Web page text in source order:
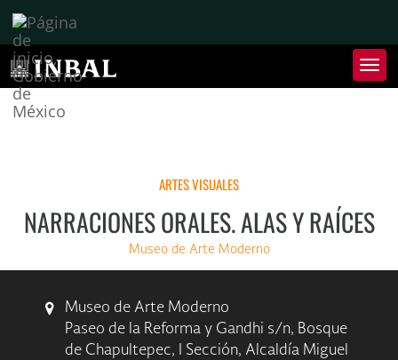
de
de
ARTES VISUALES
NARRACIONES ORALES. ALAS Y RAÍCES
Museo de Arte Moderno
Museo de Arte Moderno
Paseo de la Reforma y Gandhi s/n, Bosque
de Chapultepec, I Sección, Alcaldía Miguel